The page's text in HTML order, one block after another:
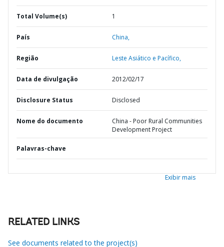
Total Volume(s) 1
País China,
Região Leste Asiático e Pacífico,
Data de divulgação 2012/02/17
Disclosure Status Disclosed
Nome do documento
China - Poor Rural Communities
Development Project
Palavras-chave
Exibir mais
RELATED LINKS
See documents related to the project(s)